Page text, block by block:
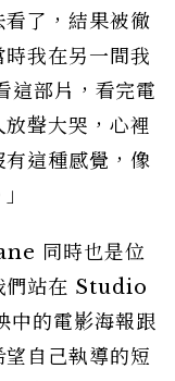
了，結果被徹
我在另一間我
部片，看完電
聲大哭，心裡
這種感覺，像
同時也是位
們站在 Studio
中的電影海報跟
自己執導的短